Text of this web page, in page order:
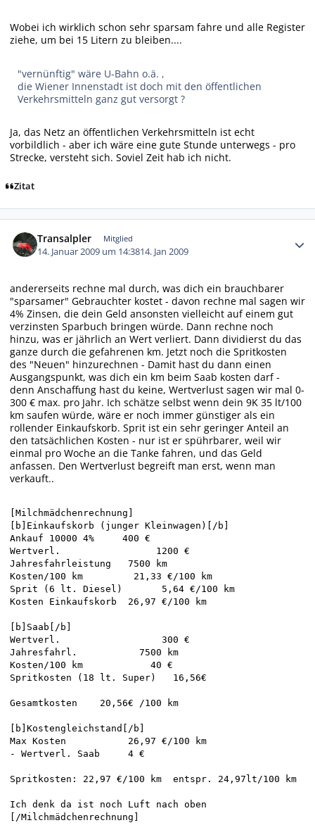
Wobei ich wirklich schon sehr sparsam fahre und alle Register
ziehe, um bei 15 Litern zu bleiben....
"vernünftig" wäre U-Bahn o.ä. ,
die Wiener Innenstadt ist doch mit den öffentlichen
Verkehrsmitteln ganz gut versorgt ?
Ja, das Netz an öffentlichen Verkehrsmitteln ist echt
vorbildlich - aber ich wäre eine gute Stunde unterwegs - pro
Strecke, versteht sich. Soviel Zeit hab ich nicht.
Zitat
Transalpler Mitglied
14. Januar 2009 um 14:3814. Jan 2009
andererseits rechne mal durch, was dich ein brauchbarer
"sparsamer" Gebrauchter kostet - davon rechne mal sagen wir
4% Zinsen, die dein Geld ansonsten vielleicht auf einem gut
verzinsten Sparbuch bringen würde. Dann rechne noch
hinzu, was er jährlich an Wert verliert. Dann dividierst du das
ganze durch die gefahrenen km. Jetzt noch die Spritkosten
des "Neuen" hinzurechnen - Damit hast du dann einen
Ausgangspunkt, was dich ein km beim Saab kosten darf -
denn Anschaffung hast du keine, Wertverlust sagen wir mal 0-
300 € max. pro Jahr. Ich schätze selbst wenn dein 9K 35 lt/100
km saufen würde, wäre er noch immer günstiger als ein
rollender Einkaufskorb. Sprit ist ein sehr geringer Anteil an
den tatsächlichen Kosten - nur ist er spührbarer, weil wir
einmal pro Woche an die Tanke fahren, und das Geld
anfassen. Den Wertverlust begreift man erst, wenn man
verkauft..
[Milchmädchenrechnung]
[b]Einkaufskorb (junger Kleinwagen)[/b]
Ankauf 10000 4%     400 €
Wertverl.                 1200 €
Jahresfahrleistung   7500 km
Kosten/100 km         21,33 €/100 km
Sprit (6 lt. Diesel)       5,64 €/100 km
Kosten Einkaufskorb  26,97 €/100 km
[b]Saab[/b]
Wertverl.                  300 €
Jahresfahrl.           7500 km
Kosten/100 km            40 €
Spritkosten (18 lt. Super)   16,56€
Gesamtkosten    20,56€ /100 km
[b]Kostengleichstand[/b]
Max Kosten           26,97 €/100 km
- Wertverl. Saab     4 €
Spritkosten: 22,97 €/100 km  entspr. 24,97lt/100 km
Ich denk da ist noch Luft nach oben
[/Milchmädchenrechnung]